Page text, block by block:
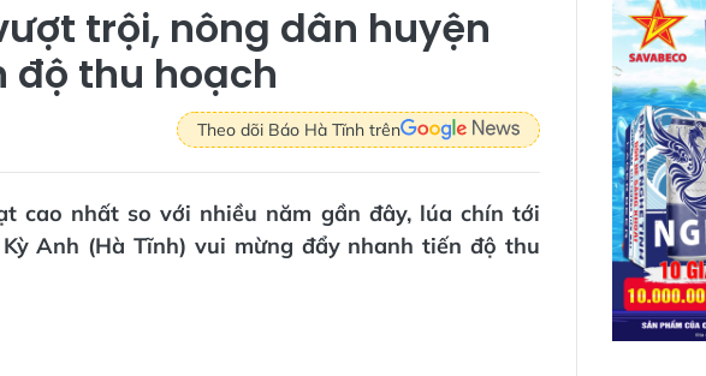
trội, nông dân huyện
độ thu hoạch
Theo dõi Báo Hà Tĩnh trên
cao nhất so với nhiều năm gần đây, lúa chín tới
Anh (Hà Tĩnh) vui mừng đẩy nhanh tiến độ thu